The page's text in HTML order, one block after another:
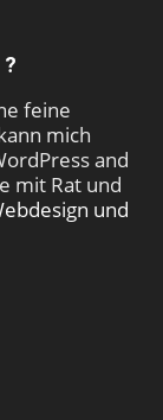
feine
mich
and
mit Rat und
und